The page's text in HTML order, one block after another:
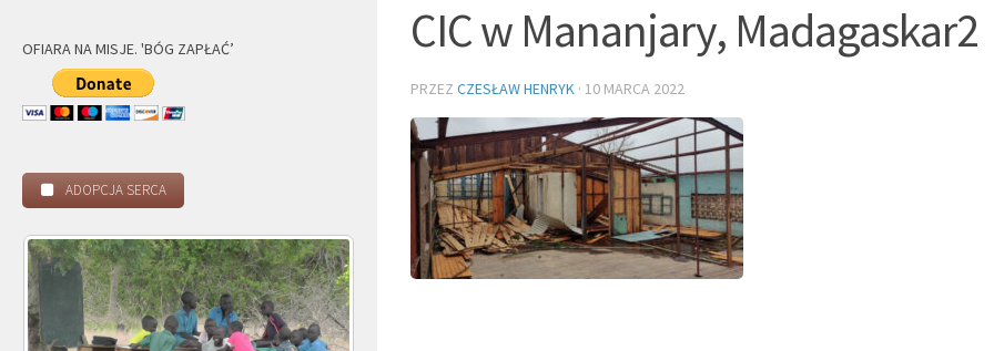
CIC w Mananjary, Madagaskar2
PRZEZ CZESŁAW HENRYK · 10 MARCA 2022
OFIARA NA MISJE. 'BÓG ZAPŁAĆ’
ADOPCJA SERCA